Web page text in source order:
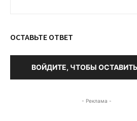
ОСТАВЬТЕ ОТВЕТ
ВОЙДИТЕ, ЧТОБЫ
- Реклама -